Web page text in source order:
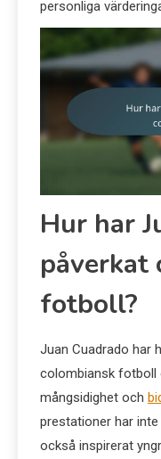
personliga
Hur har
påverkat
fotboll?
Juan Cuadrado har
colombiansk fotboll
mångsidighet och
prestationer har
också inspirerat